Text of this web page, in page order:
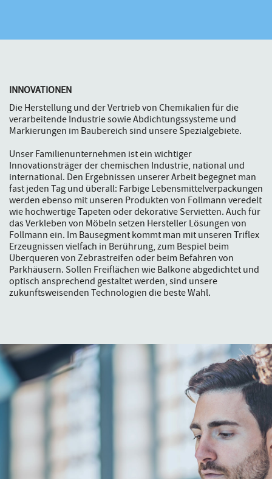
INNOVATIONEN
Die Herstellung und der Vertrieb von Chemikalien für die
verarbeitende Industrie sowie Abdichtungssysteme und
Markierungen im Baubereich sind unsere Spezialgebiete.
Unser Familienunternehmen ist ein wichtiger
Innovationsträger der chemischen Industrie, national und
international. Den Ergebnissen unserer Arbeit begegnet man
fast jeden Tag und überall: Farbige Lebensmittelverpackungen
werden ebenso mit unseren Produkten von Follmann veredelt
wie hochwertige Tapeten oder dekorative Servietten. Auch für
das Verkleben von Möbeln setzen Hersteller Lösungen von
Follmann ein. Im Bausegment kommt man mit unseren Triflex
Erzeugnissen vielfach in Berührung, zum Bespiel beim
Überqueren von Zebrastreifen oder beim Befahren von
Parkhäusern. Sollen Freiflächen wie Balkone abgedichtet und
optisch ansprechend gestaltet werden, sind unsere
zukunftsweisenden Technologien die beste Wahl.